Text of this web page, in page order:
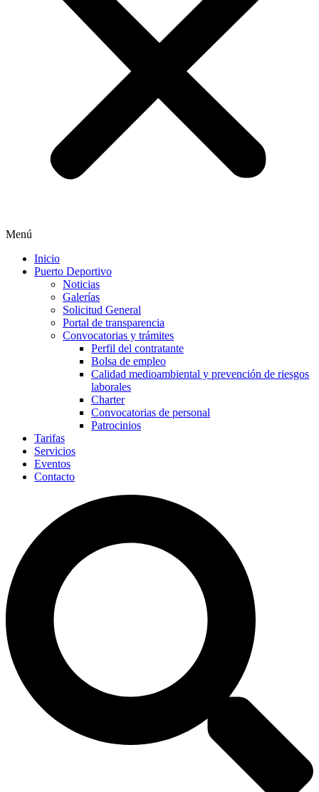
Menú
Inicio
Puerto Deportivo
Noticias
Galerías
Solicitud General
Portal de transparencia
Convocatorias y trámites
Perfil del contratante
Bolsa de empleo
Calidad medioambiental y prevención de riesgos
laborales
Charter
Convocatorias de personal
Patrocinios
Tarifas
Servicios
Eventos
Contacto